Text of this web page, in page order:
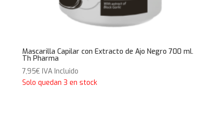
Mascarilla Capilar con Extracto de Ajo Negro 700 ml.
Th Pharma
7,95€ IVA Incluido
Solo quedan 3 en stock